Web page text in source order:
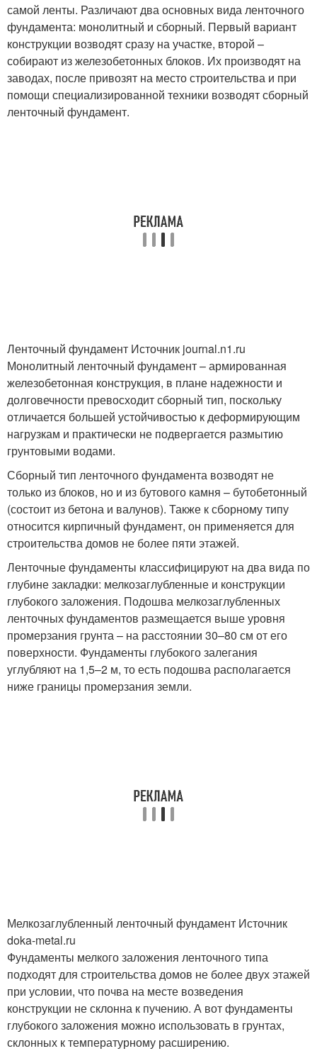
самой ленты. Различают два основных вида ленточного
фундамента: монолитный и сборный. Первый вариант
конструкции возводят сразу на участке, второй –
собирают из железобетонных блоков. Их производят на
заводах, после привозят на место строительства и при
помощи специализированной техники возводят сборный
ленточный фундамент.
Ленточный фундамент Источник journal.n1.ru
Монолитный ленточный фундамент – армированная
железобетонная конструкция, в плане надежности и
долговечности превосходит сборный тип, поскольку
отличается большей устойчивостью к деформирующим
нагрузкам и практически не подвергается размытию
грунтовыми водами.
Сборный тип ленточного фундамента возводят не
только из блоков, но и из бутового камня – бутобетонный
(состоит из бетона и валунов). Также к сборному типу
относится кирпичный фундамент, он применяется для
строительства домов не более пяти этажей.
Ленточные фундаменты классифицируют на два вида по
глубине закладки: мелкозаглубленные и конструкции
глубокого заложения. Подошва мелкозаглубленных
ленточных фундаментов размещается выше уровня
промерзания грунта – на расстоянии 30–80 см от его
поверхности. Фундаменты глубокого залегания
углубляют на 1,5–2 м, то есть подошва располагается
ниже границы промерзания земли.
Мелкозаглубленный ленточный фундамент Источник
doka-metal.ru
Фундаменты мелкого заложения ленточного типа
подходят для строительства домов не более двух этажей
при условии, что почва на месте возведения
конструкции не склонна к пучению. А вот фундаменты
глубокого заложения можно использовать в грунтах,
склонных к температурному расширению.